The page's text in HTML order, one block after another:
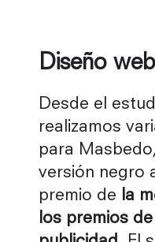
Diseño
Desde el
realizamos
para
versión negro
premio de
la
los premios